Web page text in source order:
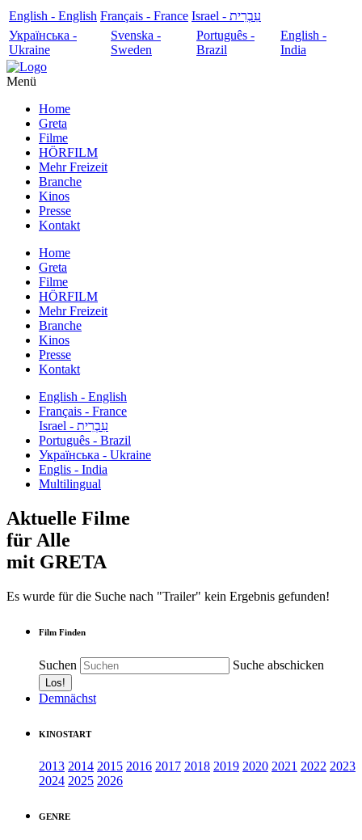
English - English Français - France
עִבְרִית - Israel
Українська -
Ukraine
Svenska -
Sweden
Português -
Brazil
English -
India
Menü
Home
Greta
Filme
HÖRFILM
Mehr Freizeit
Branche
Kinos
Presse
Kontakt
Home
Greta
Filme
HÖRFILM
Mehr Freizeit
Branche
Kinos
Presse
Kontakt
English - English
Français - France
עִבְרִית - Israel
Português - Brazil
Українська - Ukraine
Englis - India
Multilingual
Aktuelle Filme
für Alle
mit GRETA
Es wurde für die Suche nach "Trailer" kein Ergebnis gefunden!
Film Finden
Suchen Suche abschicken
Demnächst
KINOSTART
2013 2014 2015 2016 2017 2018 2019 2020 2021 2022 2023
2024 2025 2026
GENRE